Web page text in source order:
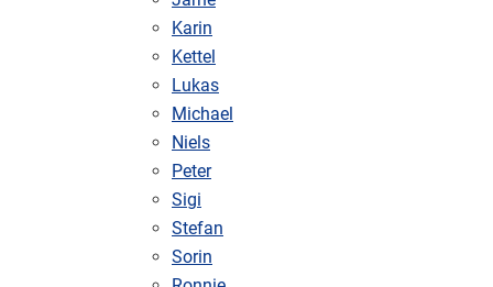
Karin
Kettel
Lukas
Michael
Niels
Peter
Sigi
Stefan
Sorin